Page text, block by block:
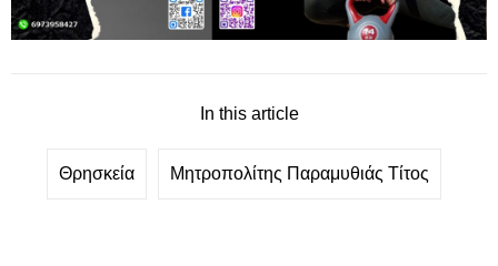
In this article
Θρησκεία Μητροπολίτης Παραμυθιάς Τίτος